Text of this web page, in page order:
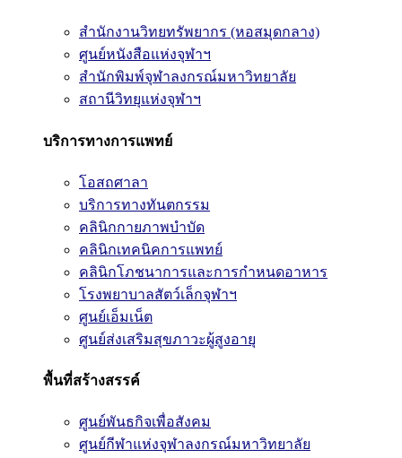
สำนักงานวิทยทรัพยากร (หอสมุดกลาง)
ศูนย์หนังสือแห่งจุฬาฯ
สำนักพิมพ์จุฬาลงกรณ์มหาวิทยาลัย
สถานีวิทยุแห่งจุฬาฯ
บริการทางการแพทย์
โอสถศาลา
บริการทางทันตกรรม
คลินิกกายภาพบำบัด
คลินิกเทคนิคการแพทย์
คลินิกโภชนาการและการกำหนดอาหาร
โรงพยาบาลสัตว์เล็กจุฬาฯ
ศูนย์เอ็มเน็ต
ศูนย์ส่งเสริมสุขภาวะผู้สูงอายุ
พื้นที่สร้างสรรค์
ศูนย์พันธกิจเพื่อสังคม
ศูนย์กีฬาแห่งจุฬาลงกรณ์มหาวิทยาลัย